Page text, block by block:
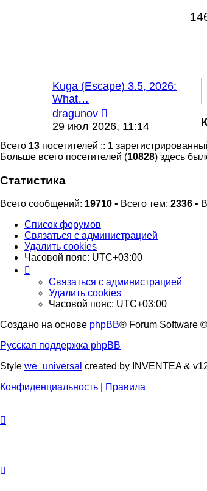
Последнее
сообщение
Kuga (Escape) 3.5, 2026:
What…
dragunov
к
сообщению
29 июл 2026, 11:14
Всего 13 посетителей :: 1
Больше всего посетителей (10828) здесь
Статистика
Всего сообщений: 19710 • Всего тем: 2336 •
Список форумов
Связаться с администрацией
Удалить cookies
Часовой пояс: UTC+03:00
Связаться с администрацией
Удалить cookies
Часовой пояс: UTC+03:00
Создано на основе phpBB® Forum Software
Русская поддержка phpBB
Style we_universal created by INVENTEA &
Конфиденциальность
Правила